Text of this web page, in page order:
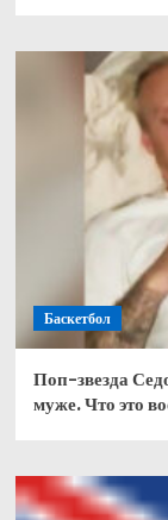
Баскетбол
Поп-звезда
муже. Что это